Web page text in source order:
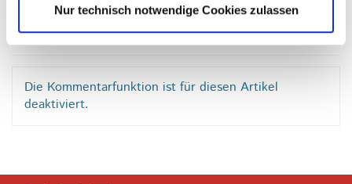
Nur technisch notwendige Cookies zulassen
Die Kommentarfunktion ist für diesen Artikel
deaktiviert.